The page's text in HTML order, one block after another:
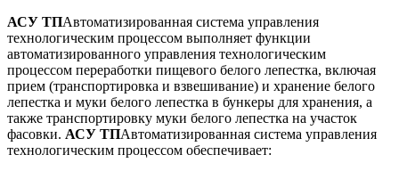
АСУ ТПАвтоматизированная система управления
технологическим процессом выполняет функции
автоматизированного управления технологическим
процессом переработки пищевого белого лепестка, включая
прием (транспортировка и взвешивание) и хранение белого
лепестка и муки белого лепестка в бункеры для хранения, а
также транспортировку муки белого лепестка на участок
фасовки. АСУ ТПАвтоматизированная система управления
технологическим процессом обеспечивает: